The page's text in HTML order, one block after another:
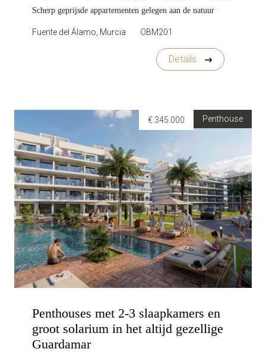
Scherp geprijsde appartementen gelegen aan de natuur
Fuente del Álamo, Murcia OBM201
Details
Penthouse
€ 345.000
Penthouses met 2-3 slaapkamers en
groot solarium in het altijd gezellige
Guardamar